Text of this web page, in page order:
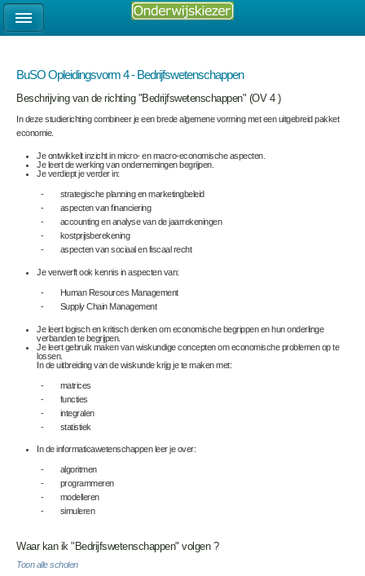
BuSO Opleidingsvorm 4 - Bedrijfswetenschappen
Beschrijving van de richting "Bedrijfswetenschappen" (OV 4 )
In deze studierichting combineer je een brede algemene vorming met een uitgebreid pakket
economie.
Je ontwikkelt inzicht in micro- en macro-economische aspecten.
Je leert de werking van ondernemingen begrijpen.
Je verdiept je verder in:
- strategische planning en marketingbeleid
- aspecten van financiering
- accounting en analyse van de jaarrekeningen
- kostprijsberekening
- aspecten van sociaal en fiscaal recht
Je verwerft ook kennis in aspecten van:
- Human Resources Management
- Supply Chain Management
Je leert logisch en kritisch denken om economische begrippen en hun onderlinge
verbanden te begrijpen.
Je leert gebruik maken van wiskundige concepten om economische problemen op te
lossen.
In de uitbreiding van de wiskunde krijg je te maken met:
- matrices
- functies
- integralen
- statistiek
In de informaticawetenschappen leer je over:
- algoritmen
- programmeren
- modelleren
- simuleren
Waar kan ik "Bedrijfswetenschappen" volgen ?
Toon alle scholen